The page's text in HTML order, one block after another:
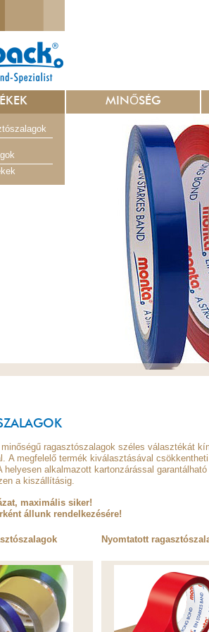
MINŐSÉG
ragasztószalagok széles választékát
A megfelelő termék kiválasztásával
helyesen alkalmazott kartonzárással
a kiszállításig.
maximális siker!
állunk rendelkezésére!
Nyomtatott